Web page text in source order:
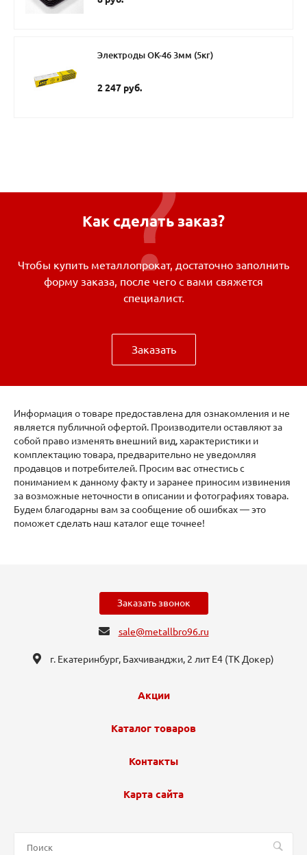
Электроды ОК-46 3мм (5кг)
2 247 руб.
Как сделать заказ?
Чтобы купить металлопрокат, достаточно заполнить
форму заказа, после чего с вами свяжется
специалист.
Заказать
Информация о товаре предоставлена для ознакомления и не
является публичной офертой. Производители оставляют за
собой право изменять внешний вид, характеристики и
комплектацию товара, предварительно не уведомляя
продавцов и потребителей. Просим вас отнестись с
пониманием к данному факту и заранее приносим извинения
за возможные неточности в описании и фотографиях товара.
Будем благодарны вам за сообщение об ошибках — это
поможет сделать наш каталог еще точнее!
Заказать звонок
sale@metallbro96.ru
г. Екатеринбург, ​Бахчиванджи, 2 лит Е4 (ТК Докер​)
Акции
Каталог товаров
Контакты
Карта сайта